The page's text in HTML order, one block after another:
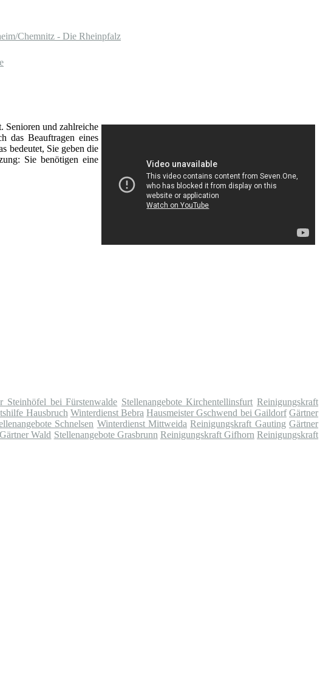
Chemnitz - Die Rheinpfalz
Senioren und zahlreiche
das Beauftragen eines
bedeutet, Sie geben die
Sie benötigen eine
Steinhöfel bei Fürstenwalde Stellenangebote Kirchentellinsfurt Reinigungskraft
Hausbruch Winterdienst Bebra Hausmeister Gschwend bei Gaildorf Gärtner
Schnelsen Winterdienst Mittweida Reinigungskraft Gauting Gärtner
Gärtner Wald Stellenangebote Grasbrunn Reinigungskraft Gifhorn Reinigungskraft